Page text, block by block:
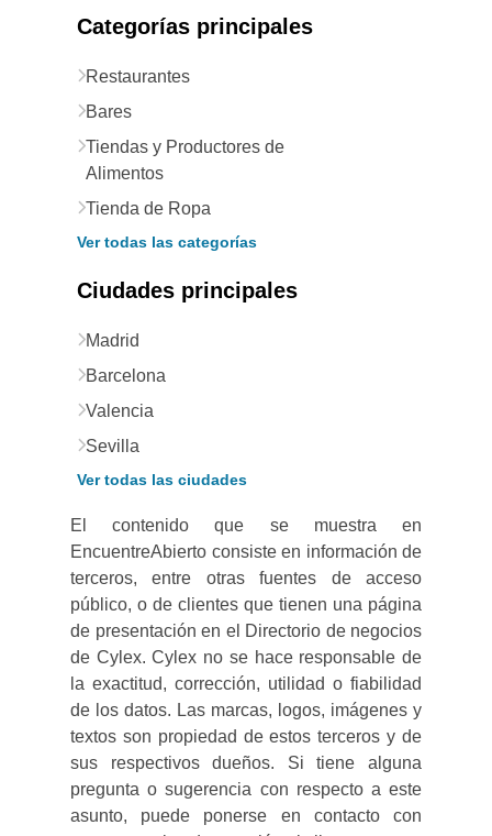
Categorías principales
Restaurantes
Bares
Tiendas y Productores de
Alimentos
Tienda de Ropa
Ver todas las categorías
Ciudades principales
Madrid
Barcelona
Valencia
Sevilla
Ver todas las ciudades
El contenido que se muestra en
EncuentreAbierto consiste en información de
terceros, entre otras fuentes de acceso
público, o de clientes que tienen una página
de presentación en el Directorio de negocios
de Cylex. Cylex no se hace responsable de
la exactitud, corrección, utilidad o fiabilidad
de los datos. Las marcas, logos, imágenes y
textos son propiedad de estos terceros y de
sus respectivos dueños. Si tiene alguna
pregunta o sugerencia con respecto a este
asunto, puede ponerse en contacto con